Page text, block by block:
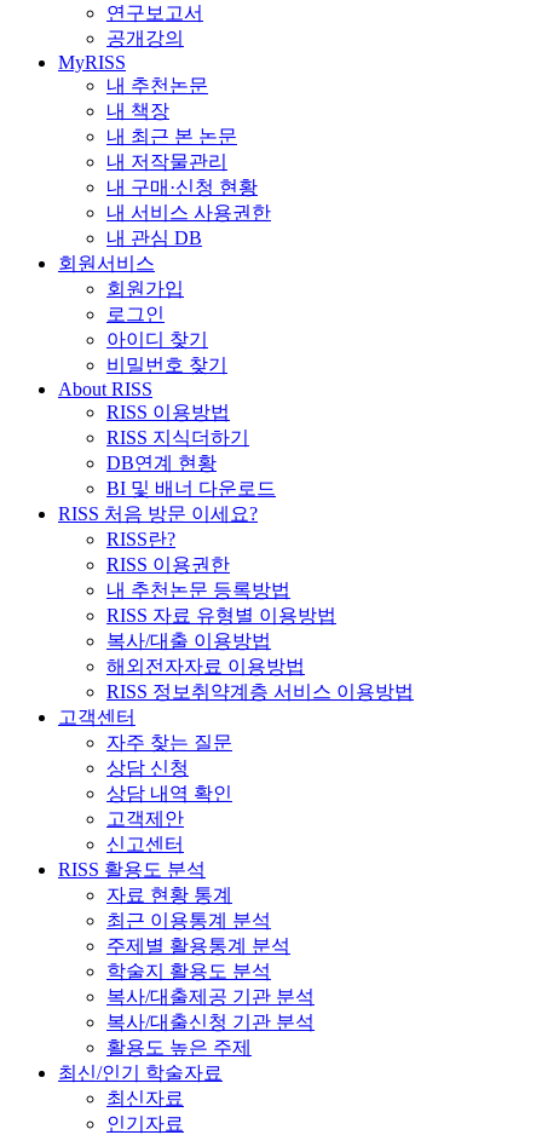
연구보고서
공개강의
MyRISS
내 추천논문
내 책장
내 최근 본 논문
내 저작물관리
내 구매·신청 현황
내 서비스 사용권한
내 관심 DB
회원서비스
회원가입
로그인
아이디 찾기
비밀번호 찾기
About RISS
RISS 이용방법
RISS 지식더하기
DB연계 현황
BI 및 배너 다운로드
RISS 처음 방문 이세요?
RISS란?
RISS 이용권한
내 추천논문 등록방법
RISS 자료 유형별 이용방법
복사/대출 이용방법
해외전자자료 이용방법
RISS 정보취약계층 서비스 이용방법
고객센터
자주 찾는 질문
상담 신청
상담 내역 확인
고객제안
신고센터
RISS 활용도 분석
자료 현황 통계
최근 이용통계 분석
주제별 활용통계 분석
학술지 활용도 분석
복사/대출제공 기관 분석
복사/대출신청 기관 분석
활용도 높은 주제
최신/인기 학술자료
최신자료
인기자료